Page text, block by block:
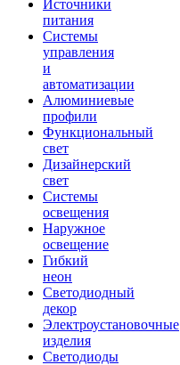
Источники
питания
Системы
управления
и
автоматизации
Алюминиевые
профили
Функциональный
свет
Дизайнерский
свет
Системы
освещения
Наружное
освещение
Гибкий
неон
Светодиодный
декор
Электроустановочные
изделия
Светодиоды